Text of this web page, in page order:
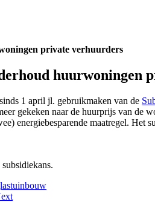
private verhuurders
huurwoningen
1 april jl. gebruikmaken van de
gekeken naar de huurprijs van de
energiebesparende maatregel.